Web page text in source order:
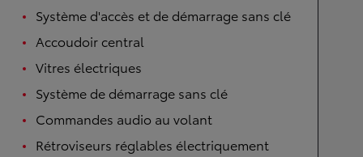
Système d'accès et de démarrage sans clé
Accoudoir central
Vitres électriques
Système de démarrage sans clé
Commandes audio au volant
Rétroviseurs réglables électriquement